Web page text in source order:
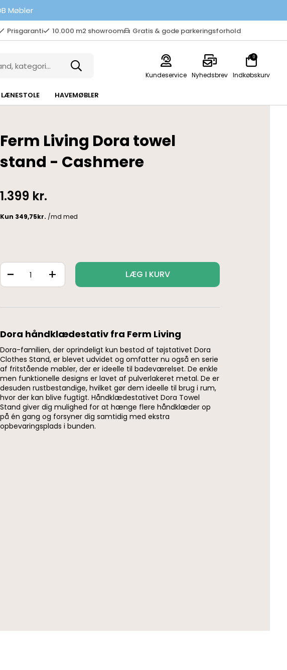
Møbler
Prisgaranti 10.000 m2 showroom Gratis & gode parkeringsforhold
Kundeservice Nyhedsbrev Indkøbskurv
0
LÆNESTOLE HAVEMØBLER
Ferm Living Dora towel
stand - Cashmere
1.399 kr.
+
- LÆG I KURV
Dora håndklædestativ fra Ferm Living
Dora-familien, der oprindeligt kun bestod af tøjstativet Dora
Clothes Stand, er blevet udvidet og omfatter nu også en serie
af fritstående møbler, der er ideelle til badeværelset. De enkle
men funktionelle designs er lavet af pulverlakeret metal. De er
desuden rustbestandige, hvilket gør dem ideelle til brug i rum,
hvor der kan blive fugtigt. Håndklædestativet Dora Towel
Stand giver dig mulighed for at hænge flere håndklæder op
på én gang og forsyner dig samtidig med ekstra
opbevaringsplads i bunden.